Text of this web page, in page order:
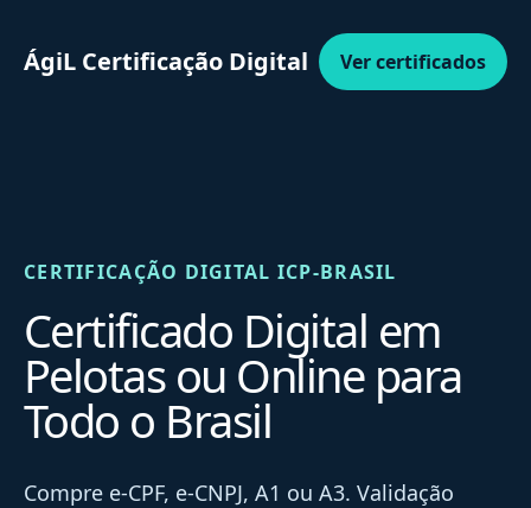
ÁgiL Certificação Digital Ver certificados
CERTIFICAÇÃO DIGITAL ICP-BRASIL
Certificado Digital em
Pelotas ou Online para
Todo o Brasil
Compre e-CPF, e-CNPJ, A1 ou A3. Validação